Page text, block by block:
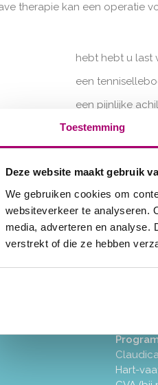
Toestemming
Deze website maakt gebruik
We gebruiken cookies om
websiteverkeer te analyseren.
media, adverteren en analyse.
verstrekt of die ze hebben
therapie kan een operatie
hebt hebt u last
een
een pijnlijke
een
En
aan?
therapie
of klikhier
Hart-